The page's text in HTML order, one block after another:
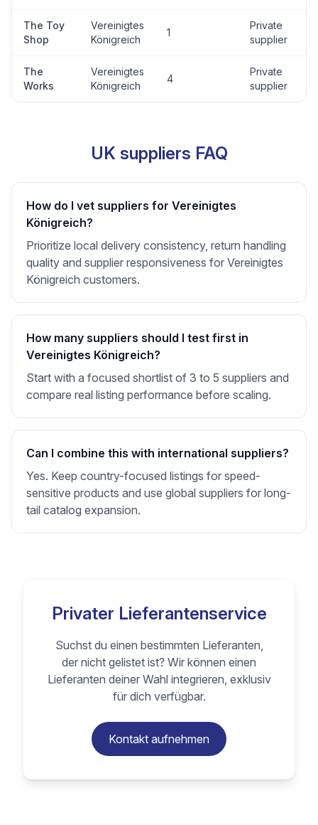
The Toy
Shop
Vereinigtes
Königreich
1
Private
supplier
The
Works
Vereinigtes
Königreich
4
Private
supplier
UK suppliers FAQ
How do I vet suppliers for Vereinigtes
Königreich?
Prioritize local delivery consistency, return handling
quality and supplier responsiveness for Vereinigtes
Königreich customers.
How many suppliers should I test first in
Vereinigtes Königreich?
Start with a focused shortlist of 3 to 5 suppliers and
compare real listing performance before scaling.
Can I combine this with international suppliers?
Yes. Keep country-focused listings for speed-
sensitive products and use global suppliers for long-
tail catalog expansion.
Privater Lieferantenservice
Suchst du einen bestimmten Lieferanten,
der nicht gelistet ist? Wir können einen
Lieferanten deiner Wahl integrieren, exklusiv
für dich verfügbar.
Kontakt aufnehmen